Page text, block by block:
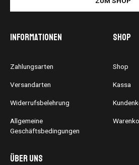
Informationen
Zahlungsarten
Versandarten
Widerrufsbelehrung
Allgemeine
Geschäftsbedingungen
Shop
Shop
Kassa
Über uns